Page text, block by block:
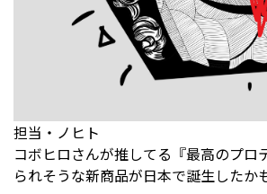
担当・ノヒト
コボヒロさんが推してる『最高のプロ
られそうな新商品が日本で誕生したか